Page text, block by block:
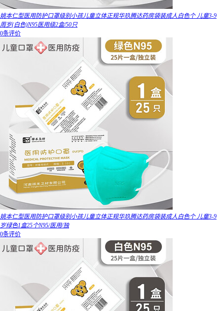
姚本仁型医用防护口罩级别小孩儿童立体正规华玖腾达药房袋装成人白色个 儿童3-9
周岁(白色)N95医用级2盒/50只
0条评价
姚本仁型医用防护口罩级别小孩儿童立体正规华玖腾达药房袋装成人白色个 儿童3-9
岁绿色1盒25个N95/医用/独
0条评价